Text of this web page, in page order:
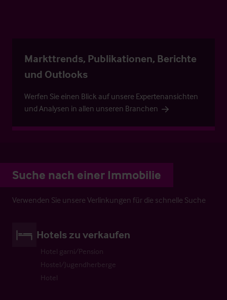
Markttrends, Publikationen, Berichte
und Outlooks
Werfen Sie einen Blick auf unsere Expertenansichten
und Analysen in allen unseren Branchen
Suche nach einer Immobilie
Verwenden Sie unsere Verlinkungen für die schnelle Suche
Hotels zu verkaufen
Hotel garni/Pension
Hostel/Jugendherberge
Hotel